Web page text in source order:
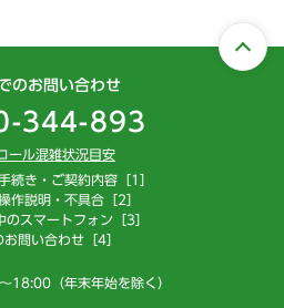
のお問い合わせ
344-893
ール混雑状況目安
続き・ご契約内容［1］
作説明・不具合［2］
スマートフォン［3］
問い合わせ［4］
18:00（年末年始を除く）